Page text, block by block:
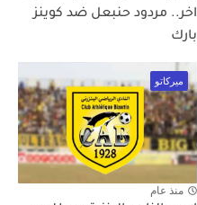
اخر.. مردود حنبعل ضد كوينز
بارك
ميركاتو
منذ عام